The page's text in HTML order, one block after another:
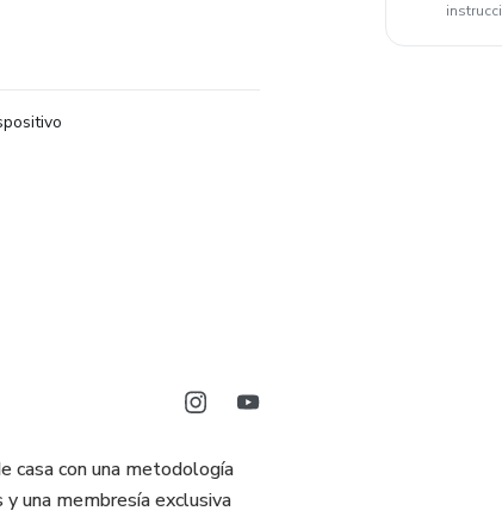
casa con una metodología
una membresía exclusiva